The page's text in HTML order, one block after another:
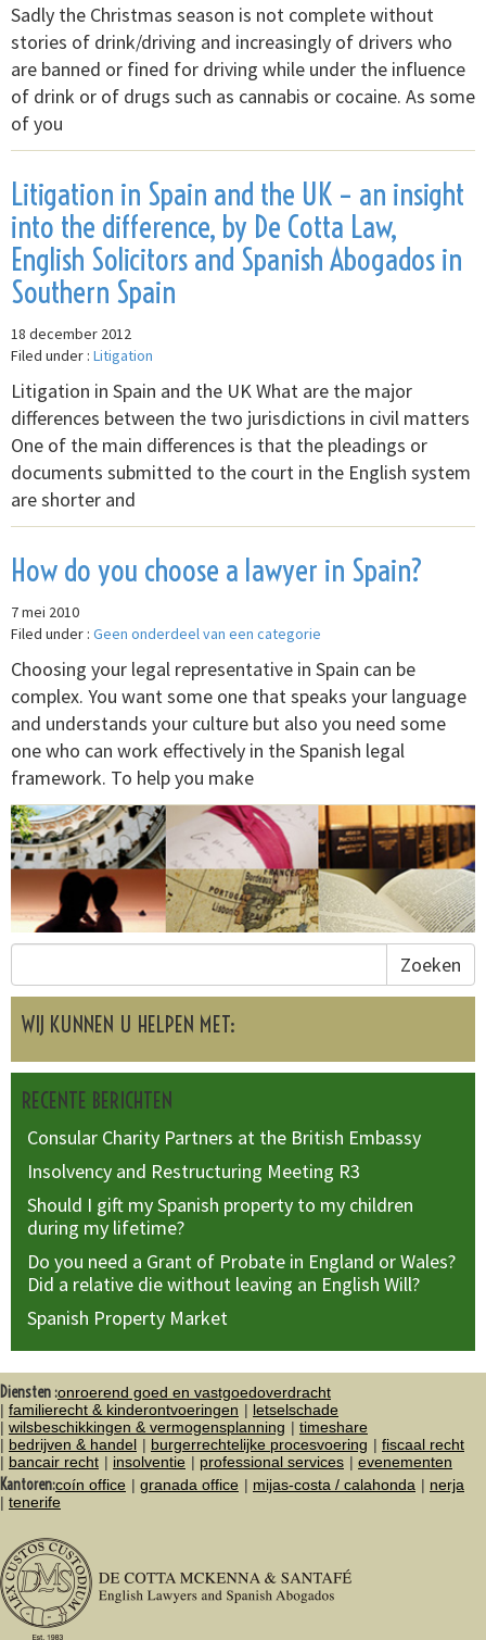
Sadly the Christmas season is not complete without
stories of drink/driving and increasingly of drivers who
are banned or fined for driving while under the influence
of drink or of drugs such as cannabis or cocaine. As some
of you
Litigation in Spain and the UK – an insight
into the difference, by De Cotta Law,
English Solicitors and Spanish Abogados in
Southern Spain
18 december 2012
Filed under : Litigation
Litigation in Spain and the UK What are the major
differences between the two jurisdictions in civil matters
One of the main differences is that the pleadings or
documents submitted to the court in the English system
are shorter and
How do you choose a lawyer in Spain?
7 mei 2010
Filed under : Geen onderdeel van een categorie
Choosing your legal representative in Spain can be
complex. You want some one that speaks your language
and understands your culture but also you need some
one who can work effectively in the Spanish legal
framework. To help you make
Zoeken
WIJ KUNNEN U HELPEN MET:
RECENTE BERICHTEN
Consular Charity Partners at the British Embassy
Insolvency and Restructuring Meeting R3
Should I gift my Spanish property to my children
during my lifetime?
Do you need a Grant of Probate in England or Wales?
Did a relative die without leaving an English Will?
Spanish Property Market
Diensten :onroerend goed en vastgoedoverdracht
familierecht & kinderontvoeringen
letselschade
wilsbeschikkingen & vermogensplanning
timeshare
bedrijven & handel
burgerrechtelijke procesvoering
fiscaal recht
bancair recht
insolventie professional services evenementen
Kantoren:coín office granada office mijas-costa / calahonda
nerja
tenerife